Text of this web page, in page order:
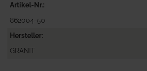
Artikel-Nr.
862004-50
Hersteller
GRANIT